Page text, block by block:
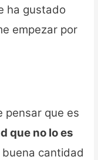
ha gustado
empezar por
pensar que es
que no lo es
cantidad